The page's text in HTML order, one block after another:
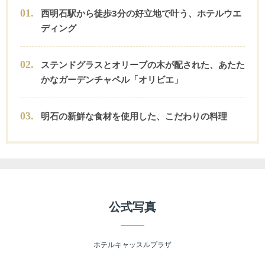
01.
西明石駅から徒歩3分の好立地で叶う、ホテルウエ
ディング
02.
ステンドグラスとオリーブの木が配された、あたた
かなガーデンチャペル「オリビエ」
03. 明石の新鮮な食材を使用した、こだわりの料理
公式写真
ホテルキャッスルプラザ